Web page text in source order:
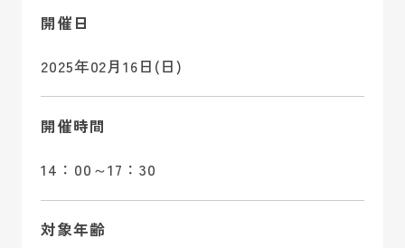
開催日
2025年02月16日(日)
開催時間
14：00～17：30
対象年齢